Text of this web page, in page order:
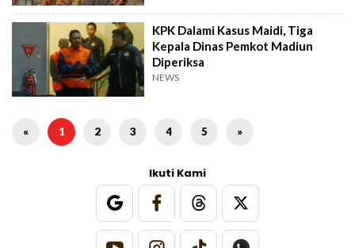
KPK Dalami Kasus Maidi, Tiga
Kepala Dinas Pemkot Madiun
Diperiksa
NEWS
« 1 2 3 4 5 »
Ikuti Kami